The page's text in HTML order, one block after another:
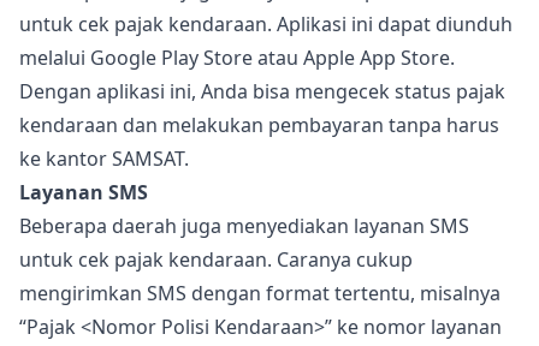
untuk cek pajak kendaraan. Aplikasi ini dapat diunduh
melalui Google Play Store atau Apple App Store.
Dengan aplikasi ini, Anda bisa mengecek status pajak
kendaraan dan melakukan pembayaran tanpa harus
ke kantor SAMSAT.
Layanan SMS
Beberapa daerah juga menyediakan layanan SMS
untuk cek pajak kendaraan. Caranya cukup
mengirimkan SMS dengan format tertentu, misalnya
“Pajak <Nomor Polisi Kendaraan>” ke nomor layanan